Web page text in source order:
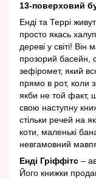
13-поверховий
Енді та Террі
просто якась
дереві у світі! Він
прозорий басейн,
зефіромет, який
прямо в рот, коли
якби не той факт,
свою наступну
стільки речей на
коти, маленькі
невгамовний
Енді Гріффітс –
Його книжки